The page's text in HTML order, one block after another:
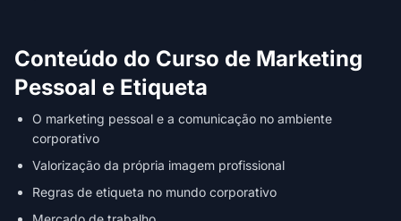
Conteúdo do Curso de Marketing
Pessoal e Etiqueta
O marketing pessoal e a comunicação no ambiente
corporativo
Valorização da própria imagem profissional
Regras de etiqueta no mundo corporativo